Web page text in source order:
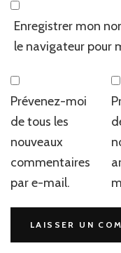
Enregistrer mon
le navigateur pour
Prévenez-moi
de tous les
nouveaux
commentaires
par e-mail.